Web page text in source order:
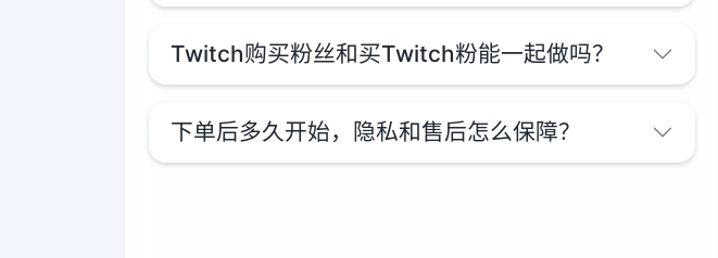
Twitch购买粉丝和买Twitch粉能一起做吗？
下单后多久开始，隐私和售后怎么保障？